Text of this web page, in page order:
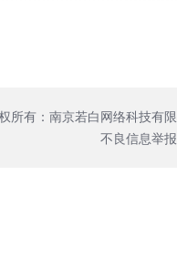
有：南京若白网络科技有
不良信息举